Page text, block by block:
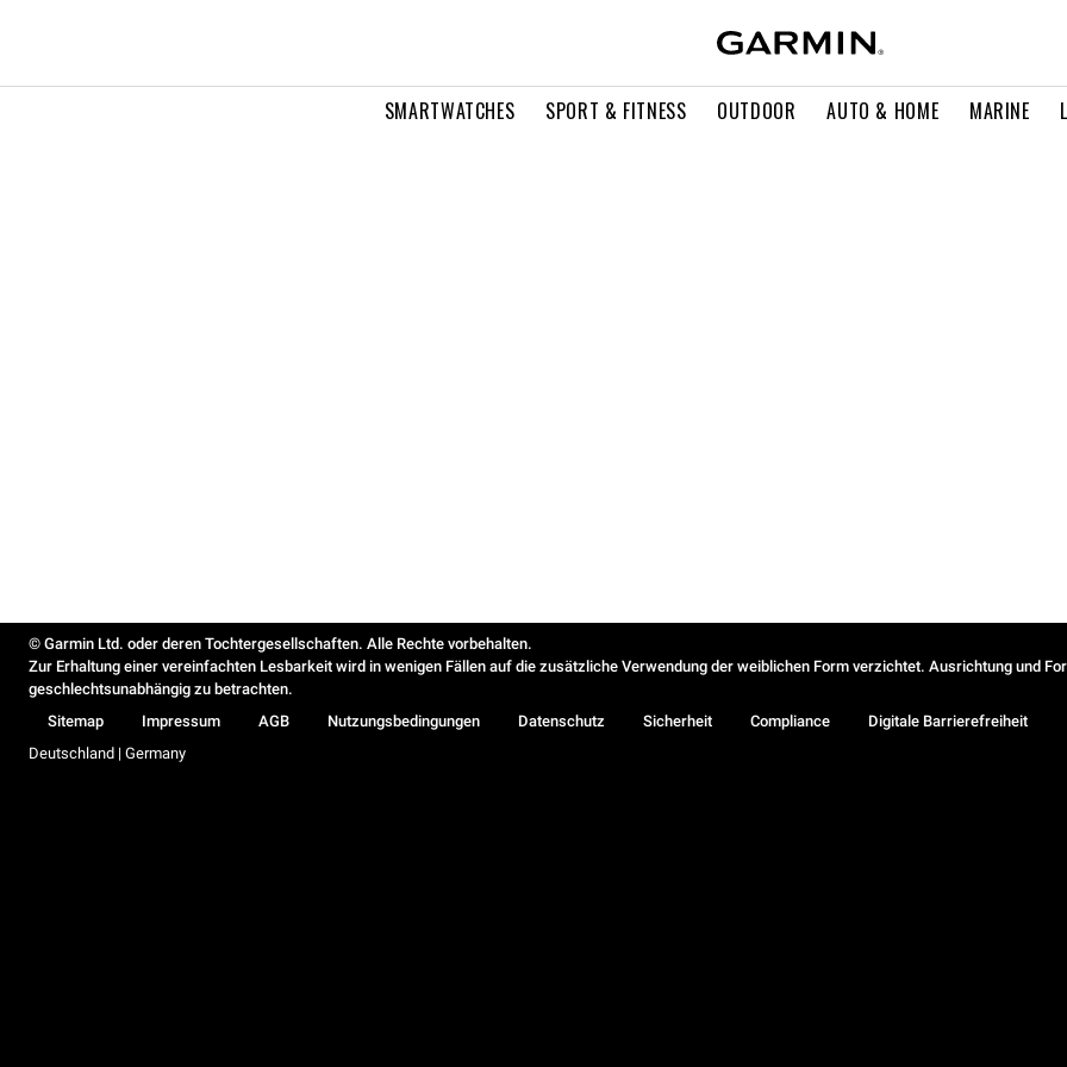
SMARTWATCHES SPORT & FITNESS OUTDOOR AUTO & HOME MARINE
© Garmin Ltd. oder deren Tochtergesellschaften. Alle Rechte vorbehalten.
Zur Erhaltung einer vereinfachten Lesbarkeit wird in wenigen Fällen auf die zusätzliche Verwendung der weiblichen Form verzichtet. Ausrichtung und
geschlechtsunabhängig zu betrachten.
Sitemap
Impressum AGB Nutzungsbedingungen Datenschutz Sicherheit Compliance
Digitale Barrierefreiheit
Deutschland | Germany